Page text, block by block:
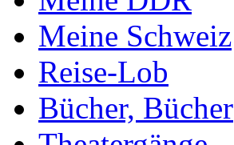
Meine Schweiz
Reise-Lob
Bücher, Bücher